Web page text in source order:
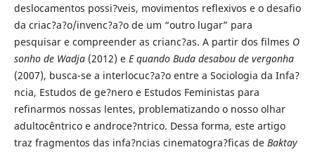
deslocamentos possi?veis, movimentos reflexivos e o desafio
da criac?a?o/invenc?a?o de um “outro lugar” para
pesquisar e compreender as crianc?as. A partir dos filmes O
sonho de Wadja(2012) e E quando Buda desabou de vergonha
(2007), busca-se a interlocuc?a?o entre a Sociologia da Infa?
ncia, Estudos de ge?nero e Estudos Feministas para
refinarmos nossas lentes, problematizando o nosso olhar
adultocêntrico e androce?ntrico. Dessa forma, este artigo
traz fragmentos das infa?ncias cinematogra?ficas de Baktay